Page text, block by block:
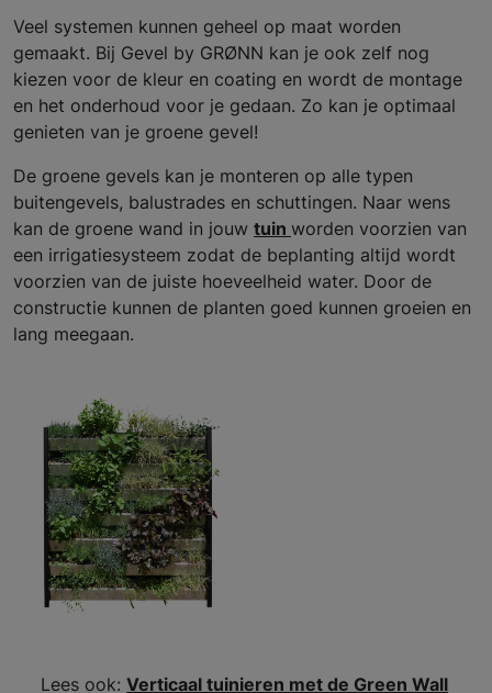
Veel systemen kunnen geheel op maat worden
gemaakt. Bij Gevel by GRØNN kan je ook zelf nog
kiezen voor de kleur en coating en wordt de montage
en het onderhoud voor je gedaan. Zo kan je optimaal
genieten van je groene gevel!
De groene gevels kan je monteren op alle typen
buitengevels, balustrades en schuttingen. Naar wens
kan de groene wand in jouw tuin worden voorzien van
een irrigatiesysteem zodat de beplanting altijd wordt
voorzien van de juiste hoeveelheid water. Door de
constructie kunnen de planten goed kunnen groeien en
lang meegaan.
Lees ook: Verticaal tuinieren met de Green Wall